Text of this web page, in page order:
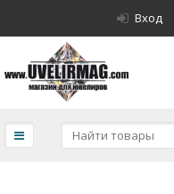
Вход